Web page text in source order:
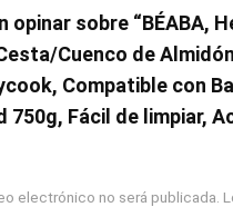
opinar sobre “BÉABA,
Cuenco de
Compatible con
750g, Fácil de limpiar,
electrónico no será publicada.